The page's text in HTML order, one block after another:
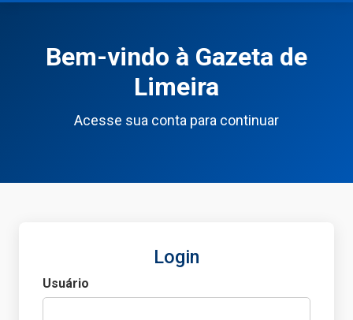
Bem-vindo à Gazeta de
Limeira
Acesse sua conta para continuar
Login
Usuário